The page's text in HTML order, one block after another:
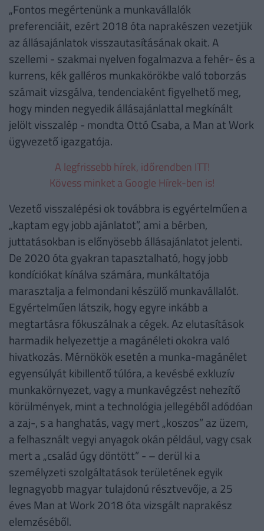
„Fontos megértenünk a munkavállalók
preferenciáit, ezért 2018 óta naprakészen vezetjük
az állásajánlatok visszautasításának okait. A
szellemi - szakmai nyelven fogalmazva a fehér- és a
kurrens, kék galléros munkakörökbe való toborzás
számait vizsgálva, tendenciaként figyelhető meg,
hogy minden negyedik állásajánlattal megkínált
jelölt visszalép - mondta Ottó Csaba, a Man at Work
ügyvezető igazgatója.
A legfrissebb hírek, időrendben ITT!
Kövess minket a Google Hírek-ben is!
Vezető visszalépési ok továbbra is egyértelműen a
„kaptam egy jobb ajánlatot”, ami a bérben,
juttatásokban is előnyösebb állásajánlatot jelenti.
De 2020 óta gyakran tapasztalható, hogy jobb
kondíciókat kínálva számára, munkáltatója
marasztalja a felmondani készülő munkavállalót.
Egyértelműen látszik, hogy egyre inkább a
megtartásra fókuszálnak a cégek. Az elutasítások
harmadik helyezettje a magánéleti okokra való
hivatkozás. Mérnökök esetén a munka-magánélet
egyensúlyát kibillentő túlóra, a kevésbé exkluzív
munkakörnyezet, vagy a munkavégzést nehezítő
körülmények, mint a technológia jellegéből adódóan
a zaj-, s a hanghatás, vagy mert „koszos” az üzem,
a felhasznált vegyi anyagok okán például, vagy csak
mert a „család úgy döntött” - – derül ki a
személyzeti szolgáltatások területének egyik
legnagyobb magyar tulajdonú résztvevője, a 25
éves Man at Work 2018 óta vizsgált naprakész
elemzéséből.